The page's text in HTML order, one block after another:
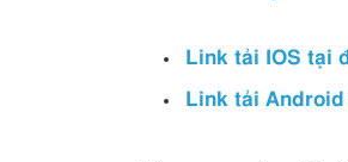
Link tải IOS tại
Link tải